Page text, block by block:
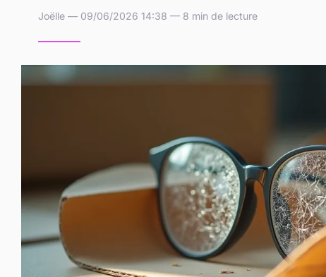
Joëlle — 09/06/2026 14:38 — 8 min de lecture